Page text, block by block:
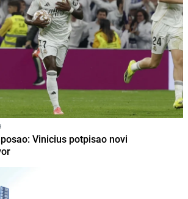
Vinicius potpisao novi